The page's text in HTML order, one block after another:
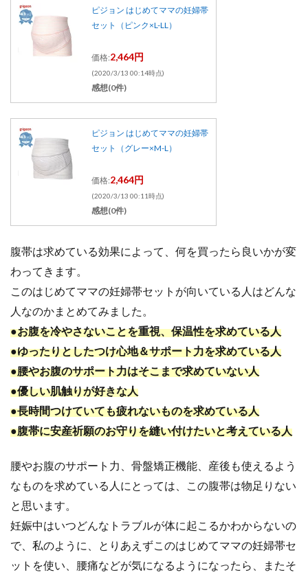
ピジョン はじめてママの妊婦帯
セット（ピンク×L-LL）
価格:2,464円
(2020/3/13 00:14時点)
感想(0件)
ピジョン はじめてママの妊婦帯
セット（グレー×M-L）
価格:2,464円
(2020/3/13 00:11時点)
感想(0件)
腹帯は求めている効果によって、何を買ったら良いかが変
わってきます。
このはじめてママの妊婦帯セットが向いている人はどんな
人なのかまとめてみました。
●お腹を冷やさないことを重視、保温性を求めている人
●ゆったりとしたつけ心地＆サポート力を求めている人
●腰やお腹のサポート力はそこまで求めていない人
●優しい肌触りが好きな人
●長時間つけていても疲れないものを求めている人
●腹帯に安産祈願のお守りを縫い付けたいと考えている人
腰やお腹のサポート力、骨盤矯正機能、産後も使えるよう
なものを求めている人にとっては、この腹帯は物足りない
と思います。
妊娠中はいつどんなトラブルが体に起こるかわからないの
で、私のように、とりあえずこのはじめてママの妊婦帯セ
ットを使い、腰痛などが気になるようになったら、またそ